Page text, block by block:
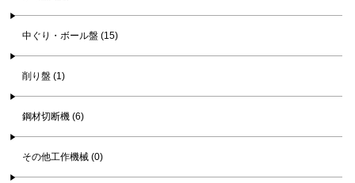
中ぐり・ボール盤 (15)
削り盤 (1)
鋼材切断機 (6)
その他工作機械 (0)